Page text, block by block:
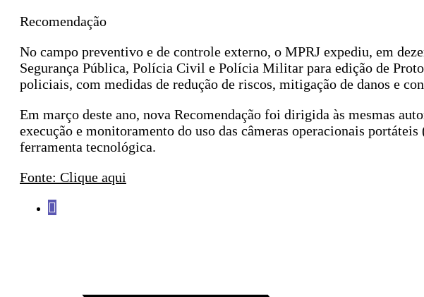
Recomendação
No campo preventivo e de controle externo, o MPRJ expediu, em
Segurança Pública, Polícia Civil e Polícia Militar para edição de
policiais, com medidas de redução de riscos, mitigação de danos e
Em março deste ano, nova Recomendação foi dirigida às mesmas
execução e monitoramento do uso das câmeras operacionais
ferramenta tecnológica.
Fonte: Clique aqui